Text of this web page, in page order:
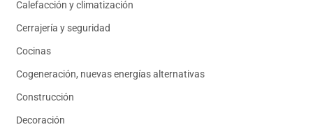
Calefacción y climatización
Cerrajería y seguridad
Cocinas
Cogeneración, nuevas energías alternativas
Construcción
Decoración